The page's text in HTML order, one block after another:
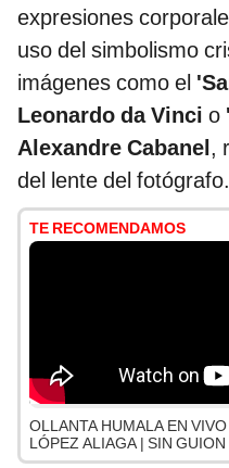
expresiones
uso del simbolismo
imágenes como el
Leonardo da Vinci o
Alexandre Cabanel,
del lente del fotógrafo.
TE RECOMENDAMOS
OLLANTA HUMALA EN
LÓPEZ ALIAGA | SIN